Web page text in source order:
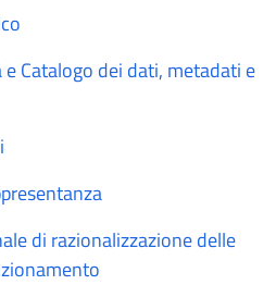
e Catalogo dei dati, metadati e
di razionalizzazione delle